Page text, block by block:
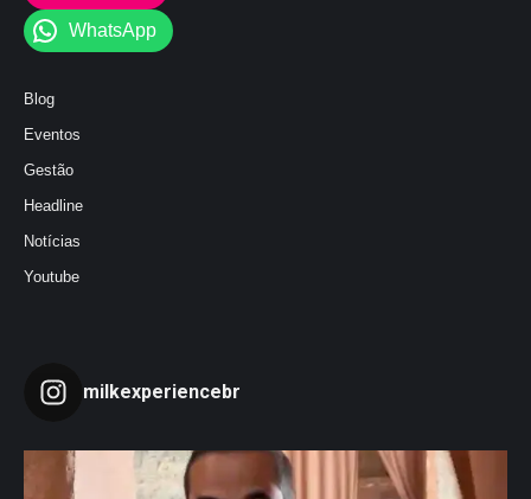
WhatsApp
Blog
Eventos
Gestão
Headline
Notícias
Youtube
milkexperiencebr